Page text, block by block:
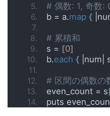
# 偶数: 1, 奇数:
b = a.map {
# 累積和
s = [0]
b.each { |num|
# 区間の偶数の
even_count = s
puts